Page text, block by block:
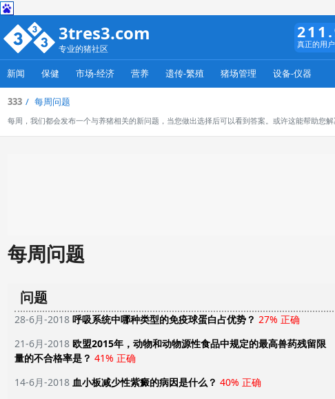
3tres3.com
专业的猪社区 真正的用户
新闻 保健 市场-经济 营养 遗传-繁殖 猪场管理 设备-仪器
333 每周问题
每周，我们都会发布一个与养猪相关的新问题，当您做出选择后可以看到答案。或许这能帮助您解
每周问题
问题
28-6月-2018 呼吸系统中哪种类型的免疫球蛋白占优势？ 27% 正确
21-6月-2018 欧盟2015年，动物和动物源性食品中规定的最高兽药残留限
量的不合格率是？ 41% 正确
14-6月-2018 血小板减少性紫癜的病因是什么？ 40% 正确